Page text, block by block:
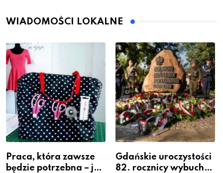
WIADOMOŚCI LOKALNE
Praca, która zawsze
będzie potrzebna – jak
Gdańskie uroczystości
82. rocznicy wybuchu